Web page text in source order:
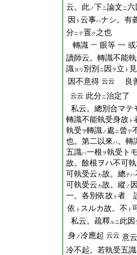
云。此ノ下ニ論文ニ六
因 ト 云事ハナシ。有
分ニテ置ク 之也
轉識 一 眼等 一
讀師云。轉識不能
識ヨリ 別別 ニ 因 ヲ 立 ト
因不意得 云云 良
云云 此分ニ治定了
私云。總別合マテ
轉識不能執受身故 ト
執受 ヲ轉識ノ 處ニ曾テ
也。第二以來ハ。轉
五識ハ一根 ヲ執受ト
故。餘根ヲハ不可
可執受云 カ故。總テハ
可執受云 カ故。縱 ノ
一。各別依故 ト 者
依 ト スルカ故。不 ト
私云。疏釋ルニ此因
身ノ冷應起 云云 意
冷不起。若執受五